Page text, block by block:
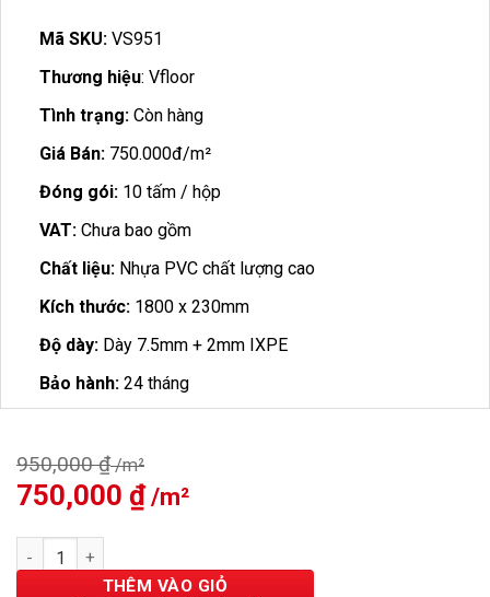
Mã SKU: VS951
Thương hiệu: Vfloor
Tình trạng: Còn hàng
Giá Bán: 750.000đ/m²
Đóng gói: 10 tấm / hộp
VAT: Chưa bao gồm
Chất liệu: Nhựa PVC chất lượng cao
Kích thước: 1800 x 230mm
Độ dày: Dày 7.5mm + 2mm IXPE
Bảo hành: 24 tháng
950,000₫
Giá
gốc
là:
950,000 ₫.
750,000 ₫
750,000 ₫.
Sàn Nhựa Vfloor Perfect 7.5mm VS951 số lượng
THÊM VÀO GIỎ